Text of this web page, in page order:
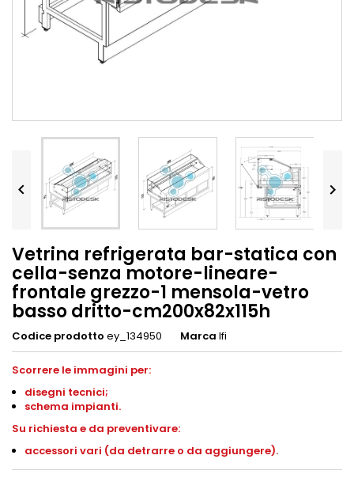
 
Vetrina refrigerata bar-statica con
cella-senza motore-lineare-
frontale grezzo-1 mensola-vetro
basso dritto-cm200x82x115h
Codice prodotto ey_134950 Marca Ifi
Scorrere le immagini per:
disegni tecnici;
schema impianti.
Su richiesta e da preventivare:
accessori vari (da detrarre o da aggiungere).